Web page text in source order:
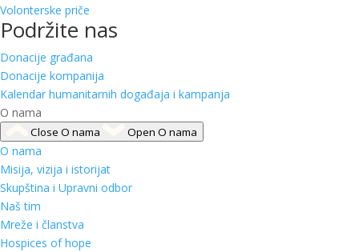
Volonterske priče
Podržite nas
Donacije građana
Donacije kompanija
Kalendar humanitarnih događaja i kampanja
O nama
Close O nama Open O nama
O nama
Misija, vizija i istorijat
Skupština i Upravni odbor
Naš tim
Mreže i članstva
Hospices of hope